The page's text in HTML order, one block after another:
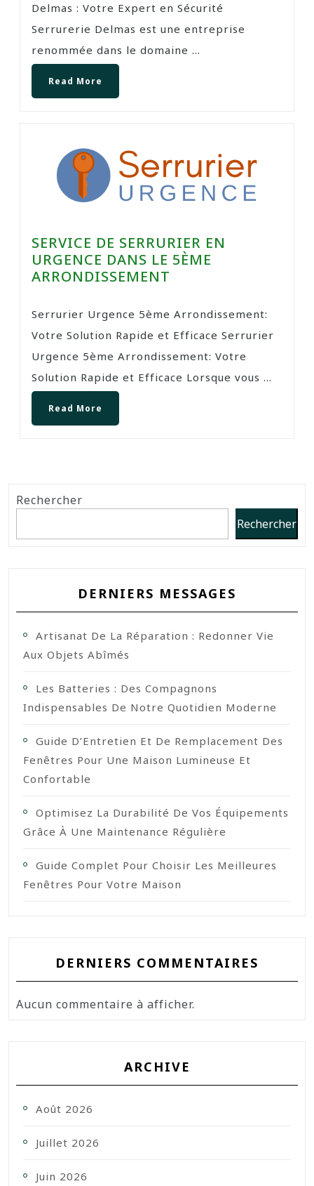
Delmas : Votre Expert en Sécurité
Serrurerie Delmas est une entreprise
renommée dans le domaine ...
Read More
SERVICE DE SERRURIER EN
URGENCE DANS LE 5ÈME
ARRONDISSEMENT
Serrurier Urgence 5ème Arrondissement:
Votre Solution Rapide et Efficace Serrurier
Urgence 5ème Arrondissement: Votre
Solution Rapide et Efficace Lorsque vous ...
Read More
Rechercher
Rechercher
DERNIERS MESSAGES
Artisanat De La Réparation : Redonner Vie
Aux Objets Abîmés
Les Batteries : Des Compagnons
Indispensables De Notre Quotidien Moderne
Guide D’Entretien Et De Remplacement Des
Fenêtres Pour Une Maison Lumineuse Et
Confortable
Optimisez La Durabilité De Vos Équipements
Grâce À Une Maintenance Régulière
Guide Complet Pour Choisir Les Meilleures
Fenêtres Pour Votre Maison
DERNIERS COMMENTAIRES
Aucun commentaire à afficher.
ARCHIVE
Août 2026
Juillet 2026
Juin 2026